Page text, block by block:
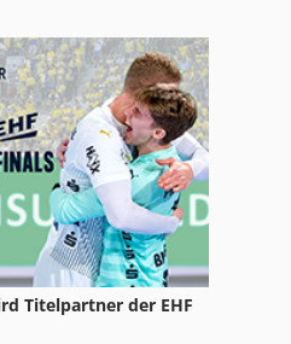
Und Schleifmaschine
Titelpartner der EHF